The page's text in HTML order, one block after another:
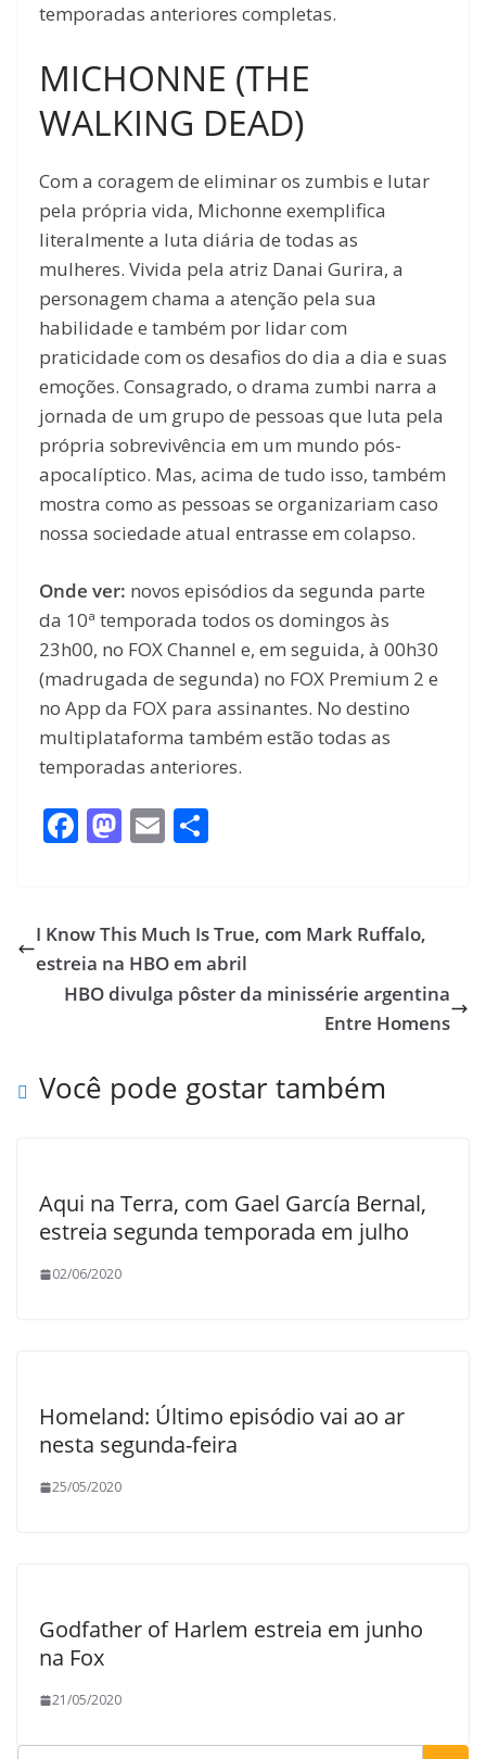
temporadas anteriores completas.
MICHONNE (THE
WALKING DEAD)
Com a coragem de eliminar os zumbis e lutar
pela própria vida, Michonne exemplifica
literalmente a luta diária de todas as
mulheres. Vivida pela atriz Danai Gurira, a
personagem chama a atenção pela sua
habilidade e também por lidar com
praticidade com os desafios do dia a dia e suas
emoções. Consagrado, o drama zumbi narra a
jornada de um grupo de pessoas que luta pela
própria sobrevivência em um mundo pós-
apocalíptico. Mas, acima de tudo isso, também
mostra como as pessoas se organizariam caso
nossa sociedade atual entrasse em colapso.
Onde ver: novos episódios da segunda parte
da 10ª temporada todos os domingos às
23h00, no FOX Channel e, em seguida, à 00h30
(madrugada de segunda) no FOX Premium 2 e
no App da FOX para assinantes. No destino
multiplataforma também estão todas as
temporadas anteriores.
F
b
o
o
M
d
o
n
E
l e
I Know This Much Is True, com Mark Ruffalo,
estreia na HBO em abril
HBO divulga pôster da minissérie argentina
Entre Homens
Você pode gostar também
Aqui na Terra, com Gael García Bernal,
estreia segunda temporada em julho
02/06/2020
Homeland: Último episódio vai ao ar
nesta segunda-feira
25/05/2020
Godfather of Harlem estreia em junho
na Fox
21/05/2020